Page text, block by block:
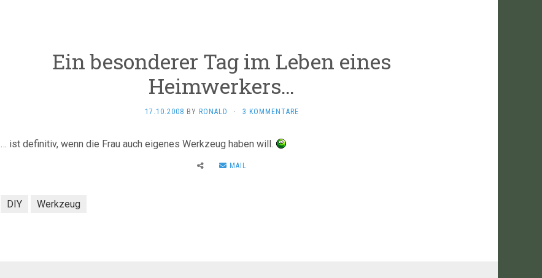
Ein besonderer Tag im Leben eines
Heimwerkers…
17.10.2008 BY RONALD · 3 KOMMENTARE
… ist definitiv, wenn die Frau auch eigenes Werkzeug haben will.
MAIL
DIY Werkzeug